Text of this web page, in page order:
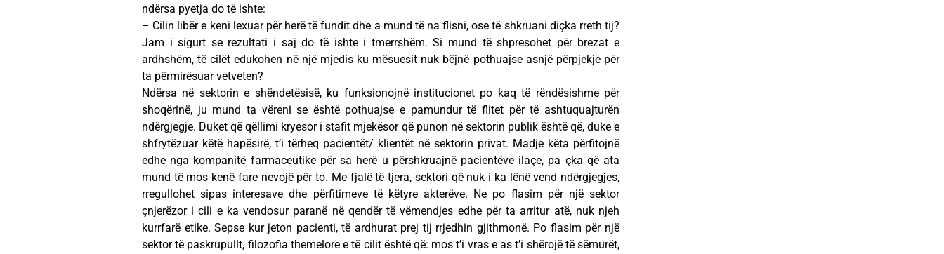
ndërsa pyetja do të ishte:
– Cilin libër e keni lexuar për herë të fundit dhe a mund të na flisni, ose të shkruani diçka rreth tij?
Jam i sigurt se rezultati i saj do të ishte i tmerrshëm. Si mund të shpresohet për brezat e
ardhshëm, të cilët edukohen në një mjedis ku mësuesit nuk bëjnë pothuajse asnjë përpjekje për
ta përmirësuar vetveten?
Ndërsa në sektorin e shëndetësisë, ku funksionojnë institucionet po kaq të rëndësishme për
shoqërinë, ju mund ta vëreni se është pothuajse e pamundur të flitet për të ashtuquajturën
ndërgjegje. Duket që qëllimi kryesor i stafit mjekësor që punon në sektorin publik është që, duke e
shfrytëzuar këtë hapësirë, t’i tërheq pacientët/ klientët në sektorin privat. Madje këta përfitojnë
edhe nga kompanitë farmaceutike për sa herë u përshkruajnë pacientëve ilaçe, pa çka që ata
mund të mos kenë fare nevojë për to. Me fjalë të tjera, sektori që nuk i ka lënë vend ndërgjegjes,
rregullohet sipas interesave dhe përfitimeve të këtyre akterëve. Ne po flasim për një sektor
çnjerëzor i cili e ka vendosur paranë në qendër të vëmendjes edhe për ta arritur atë, nuk njeh
kurrfarë etike. Sepse kur jeton pacienti, të ardhurat prej tij rrjedhin gjithmonë. Po flasim për një
sektor të paskrupullt, filozofia themelore e të cilit është që: mos t’i vras e as t’i shërojë të sëmurët,